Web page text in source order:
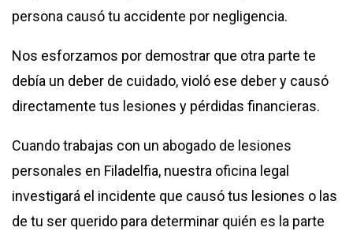
persona causó tu accidente por negligencia.
Nos esforzamos por demostrar que otra parte te
debía un deber de cuidado, violó ese deber y causó
directamente tus lesiones y pérdidas financieras.
Cuando trabajas con un abogado de lesiones
personales en Filadelfia, nuestra oficina legal
investigará el incidente que causó tus lesiones o las
de tu ser querido para determinar quién es la parte